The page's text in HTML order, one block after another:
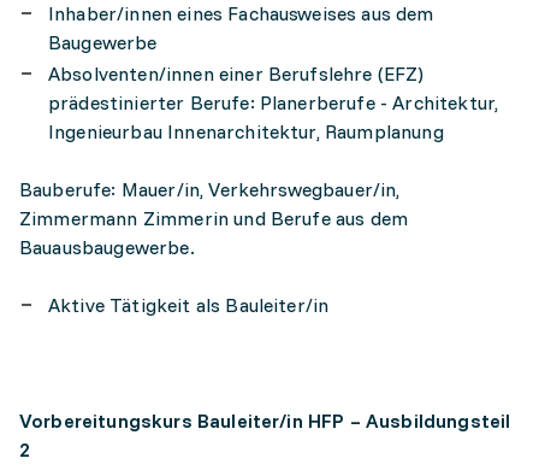
Inhaber/innen eines Fachausweises aus dem
Baugewerbe
Absolventen/innen einer Berufslehre (EFZ)
prädestinierter Berufe: Planerberufe - Architektur,
Ingenieurbau Innenarchitektur, Raumplanung
Bauberufe: Mauer/in, Verkehrswegbauer/in,
Zimmermann Zimmerin und Berufe aus dem
Bauausbaugewerbe.
Aktive Tätigkeit als Bauleiter/in
Vorbereitungskurs Bauleiter/in HFP – Ausbildungsteil
2